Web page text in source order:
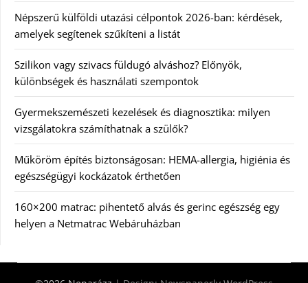
Népszerű külföldi utazási célpontok 2026-ban: kérdések,
amelyek segítenek szűkíteni a listát
Szilikon vagy szivacs füldugó alváshoz? Előnyök,
különbségek és használati szempontok
Gyermekszemészeti kezelések és diagnosztika: milyen
vizsgálatokra számíthatnak a szülők?
Műköröm építés biztonságosan: HEMA-allergia, higiénia és
egészségügyi kockázatok érthetően
160×200 matrac: pihentető alvás és gerinc egészség egy
helyen a Netmatrac Webáruházban